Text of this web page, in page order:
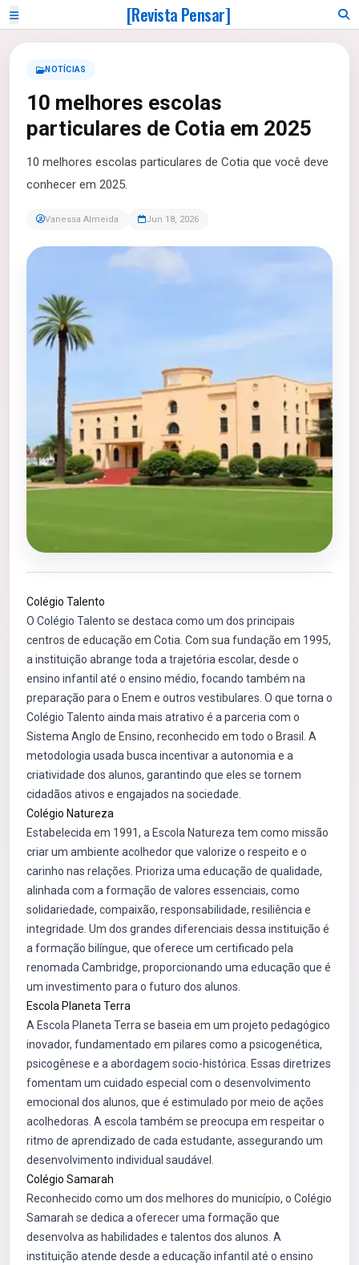
[Revista Pensar]
NOTÍCIAS
10 melhores escolas
particulares de Cotia em 2025
10 melhores escolas particulares de Cotia que você deve
conhecer em 2025.
Vanessa Almeida Jun 18, 2026
Colégio Talento
O Colégio Talento se destaca como um dos principais
centros de educação em Cotia. Com sua fundação em 1995,
a instituição abrange toda a trajetória escolar, desde o
ensino infantil até o ensino médio, focando também na
preparação para o Enem e outros vestibulares. O que torna o
Colégio Talento ainda mais atrativo é a parceria com o
Sistema Anglo de Ensino, reconhecido em todo o Brasil. A
metodologia usada busca incentivar a autonomia e a
criatividade dos alunos, garantindo que eles se tornem
cidadãos ativos e engajados na sociedade.
Colégio Natureza
Estabelecida em 1991, a Escola Natureza tem como missão
criar um ambiente acolhedor que valorize o respeito e o
carinho nas relações. Prioriza uma educação de qualidade,
alinhada com a formação de valores essenciais, como
solidariedade, compaixão, responsabilidade, resiliência e
integridade. Um dos grandes diferenciais dessa instituição é
a formação bilíngue, que oferece um certificado pela
renomada Cambridge, proporcionando uma educação que é
um investimento para o futuro dos alunos.
Escola Planeta Terra
A Escola Planeta Terra se baseia em um projeto pedagógico
inovador, fundamentado em pilares como a psicogenética,
psicogênese e a abordagem socio-histórica. Essas diretrizes
fomentam um cuidado especial com o desenvolvimento
emocional dos alunos, que é estimulado por meio de ações
acolhedoras. A escola também se preocupa em respeitar o
ritmo de aprendizado de cada estudante, assegurando um
desenvolvimento individual saudável.
Colégio Samarah
Reconhecido como um dos melhores do município, o Colégio
Samarah se dedica a oferecer uma formação que
desenvolva as habilidades e talentos dos alunos. A
instituição atende desde a educação infantil até o ensino